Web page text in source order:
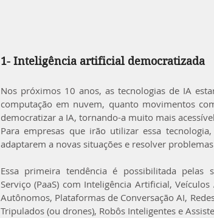
1- Inteligência artificial democratizada
Nos próximos 10 anos, as tecnologias de IA
computação em nuvem, quanto movimentos
democratizar a IA, tornando-a muito mais
Para empresas que irão utilizar essa
adaptarem a novas situações e resolver
Essa primeira tendência é possibilitada pelas
Serviço (PaaS) com Inteligência Artificial,
Autônomos, Plataformas de Conversação AI,
Tripulados (ou drones), Robôs Inteligentes e